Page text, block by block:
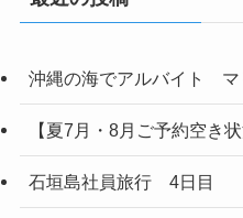
沖縄の海でアルバイト マ
【夏7月・8月ご予約空き状
石垣島社員旅行 4日目